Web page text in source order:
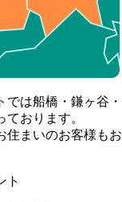
では船橋・鎌ヶ谷
おります。
住まいのお客様も
ト